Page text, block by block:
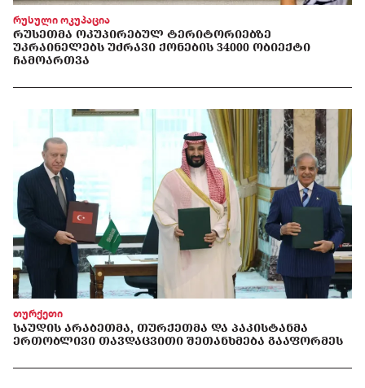
რუსული ოკუპაცია
ᲠᲣᲡᲔᲗᲛᲐ ᲝᲙᲣᲞᲘᲠᲔᲑᲣᲚ ᲢᲔᲠᲘᲢᲝᲠᲘᲔᲑᲖᲔ
ᲣᲙᲠᲐᲘᲜᲔᲚᲔᲑᲡ ᲣᲫᲠᲐᲕᲘ ᲥᲝᲜᲔᲑᲘᲡ 34000 ᲝᲑᲘᲔᲥᲢᲘ
ᲩᲐᲛᲝᲐᲠᲗᲕᲐ
თურქეთი
ᲡᲐᲣᲓᲘᲡ ᲐᲠᲐᲑᲔᲗᲛᲐ, ᲗᲣᲠᲥᲔᲗᲛᲐ ᲓᲐ ᲞᲐᲙᲘᲡᲢᲐᲜᲛᲐ
ᲔᲠᲗᲝᲑᲚᲘᲕᲘ ᲗᲐᲕᲓᲐᲪᲕᲘᲗᲘ ᲨᲔᲗᲐᲜᲮᲛᲔᲑᲐ ᲒᲐᲐᲤᲝᲠᲛᲔᲡ